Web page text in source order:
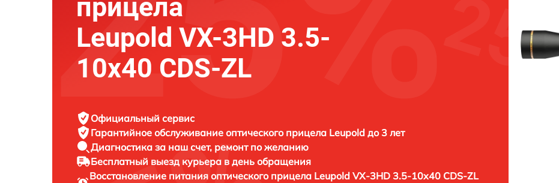
прицела
Leupold VX-3HD 3.5-
10x40 CDS-ZL
Официальный сервис
Гарантийное обслуживание оптического прицела Leupold до 3 лет
Диагностика за наш счет, ремонт по желанию
Бесплатный выезд курьера в день обращения
Восстановление питания оптического прицела Leupold VX-3HD 3.5-10x40 CDS-ZL